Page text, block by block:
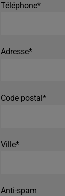
Téléphone*
Adresse*
Code postal*
Ville*
Anti-spam